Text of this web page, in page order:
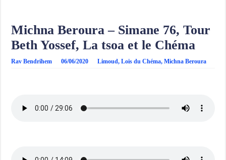
Michna Beroura – Simane 76, Tour
Beth Yossef, La tsoa et le Chéma
Rav Bendrihem 06/06/2020 Limoud,Lois du Chéma,Michna Beroura